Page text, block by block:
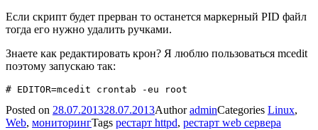
Если скрипт будет прерван то останется маркерный PID файл
тогда его нужно удалить ручками.
Знаете как редактировать крон? Я люблю пользоваться mcedit
поэтому запускаю так:
Posted on 28.07.201328.07.2013AuthoradminCategories Linux,
Web, мониторингTags рестарт httpd, рестарт web сервера